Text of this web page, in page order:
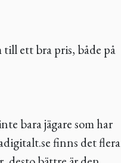
till ett bra pris, både på
bara jägare som har
finns det flera